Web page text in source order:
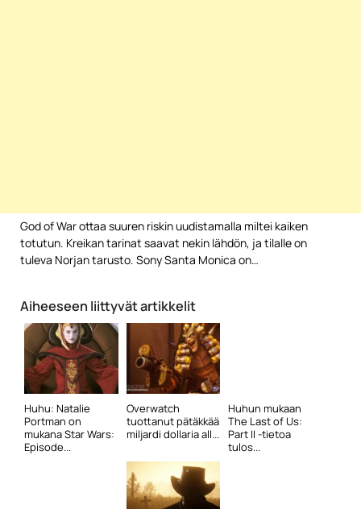
God of War ottaa suuren riskin uudistamalla miltei kaiken
totutun. Kreikan tarinat saavat nekin lähdön, ja tilalle on
tuleva Norjan tarusto. Sony Santa Monica on…
Aiheeseen liittyvät artikkelit
Huhu: Natalie
Portman on
mukana Star Wars:
Episode...
Overwatch
tuottanut pätäkkää
miljardi dollaria all...
Huhun mukaan
The Last of Us:
Part II -tietoa
tulos...